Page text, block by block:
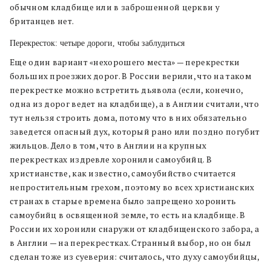
обычном кладбище или в заброшенной церкви у
британцев нет.
Перекресток: четыре дороги, чтобы заблудиться
Еще один вариант «нехорошего места» — перекрестки
больших проезжих дорог. В России верили, что на таком
перекрестке можно встретить дьявола (если, конечно,
одна из дорог ведет на кладбище), а в Англии считали, что
тут нельзя строить дома, потому что в них обязательно
заведется опасный дух, который рано или поздно погубит
жильцов. Дело в том, что в Англии на крупных
перекрестках издревле хоронили самоубийц. В
христианстве, как известно, самоубийство считается
непростительным грехом, поэтому во всех христианских
странах в старые времена было запрещено хоронить
самоубийц в освященной земле, то есть на кладбище. В
России их хоронили снаружи от кладбищенского забора, а
в Англии — на перекрестках. Странный выбор, но он был
сделан тоже из суеверия: считалось, что духу самоубийцы,